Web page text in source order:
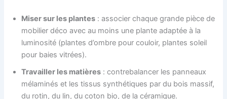
Miser sur les plantes : associer chaque grande pièce de
mobilier déco avec au moins une plante adaptée à la
luminosité (plantes d’ombre pour couloir, plantes soleil
pour baies vitrées).
Travailler les matières : contrebalancer les panneaux
mélaminés et les tissus synthétiques par du bois massif,
du rotin, du lin, du coton bio, de la céramique.